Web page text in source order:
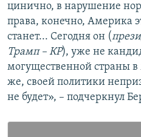
цинично, в нарушение
права, конечно, Америка
станет... Сегодня он (
Трамп – КР), уже не
могущественной страны
же, своей политики
не будет», – подчеркнул